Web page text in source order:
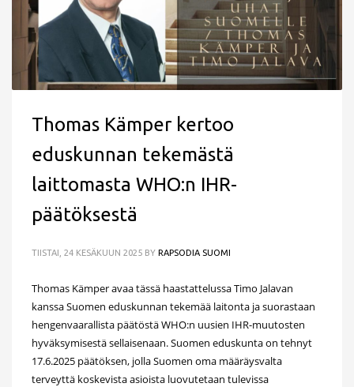
Thomas Kämper kertoo
eduskunnan tekemästä
laittomasta WHO:n IHR-
päätöksestä
TIISTAI, 24 KESÄKUUN 2025 BY RAPSODIA SUOMI
Thomas Kämper avaa tässä haastattelussa Timo Jalavan
kanssa Suomen eduskunnan tekemää laitonta ja suorastaan
hengenvaarallista päätöstä WHO:n uusien IHR-muutosten
hyväksymisestä sellaisenaan. Suomen eduskunta on tehnyt
17.6.2025 päätöksen, jolla Suomen oma määräysvalta
terveyttä koskevista asioista luovutetaan tulevissa